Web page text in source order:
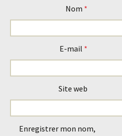
Nom *
E-mail *
Site web
Enregistrer mon nom,